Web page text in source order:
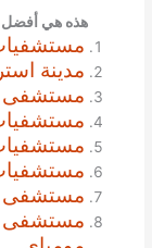
هذه هي أفضل
مستشفيات
مدينة
مستشفى
مستشفى
مستشفى